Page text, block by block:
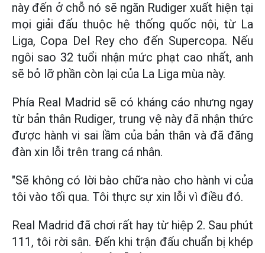
này đến ở chỗ nó sẽ ngăn Rudiger xuất hiện tại
mọi giải đấu thuộc hệ thống quốc nội, từ La
Liga, Copa Del Rey cho đến Supercopa. Nếu
ngôi sao 32 tuổi nhận mức phạt cao nhất, anh
sẽ bỏ lỡ phần còn lại của La Liga mùa này.
Phía Real Madrid sẽ có kháng cáo nhưng ngay
từ bản thân Rudiger, trung vệ này đã nhận thức
được hành vi sai lầm của bản thân và đã đăng
đàn xin lỗi trên trang cá nhân.
"Sẽ không có lời bào chữa nào cho hành vi của
tôi vào tối qua. Tôi thực sự xin lỗi vì điều đó.
Real Madrid đã chơi rất hay từ hiệp 2. Sau phút
111, tôi rời sân. Đến khi trận đấu chuẩn bị khép